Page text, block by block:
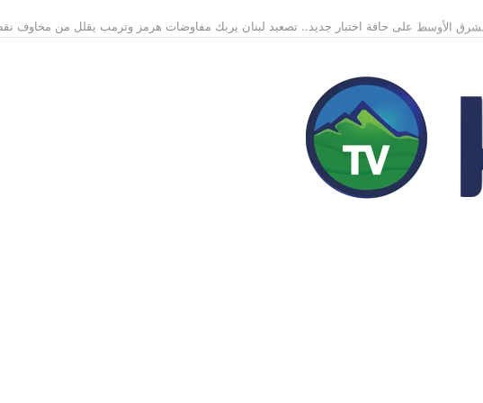
الشرق الأوسط على حافة اختبار جديد.. تصعيد لبنان يربك مفاوضات هرمز وترمب يقلل من مخاوف